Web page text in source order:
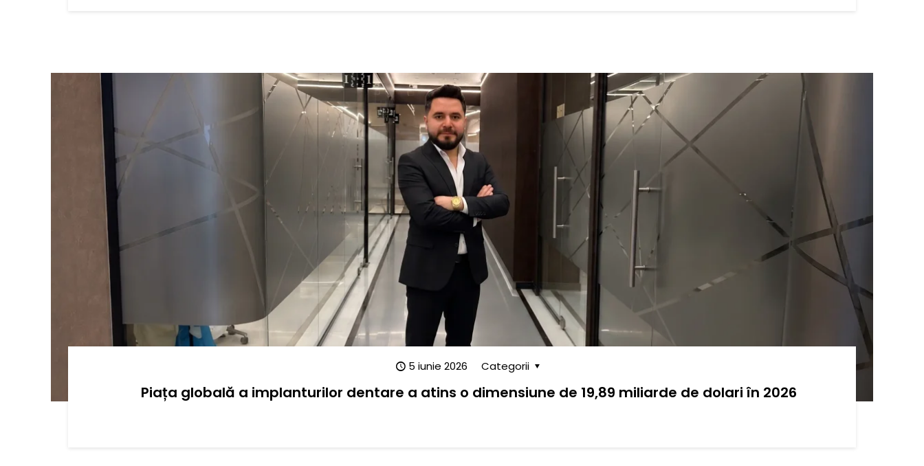
5 iunie 2026 Categorii
Piața globală a implanturilor dentare a atins o dimensiune de 19,89 miliarde de dolari în 2026